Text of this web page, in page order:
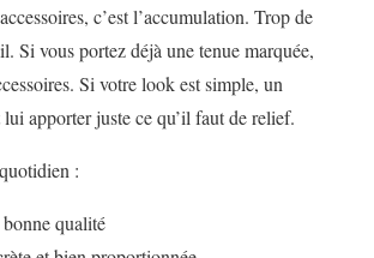
c’est l’accumulation. Trop de
Si vous portez déjà une tenue marquée,
Si votre look est simple, un
apporter juste ce qu’il faut de relief.
:
qualité